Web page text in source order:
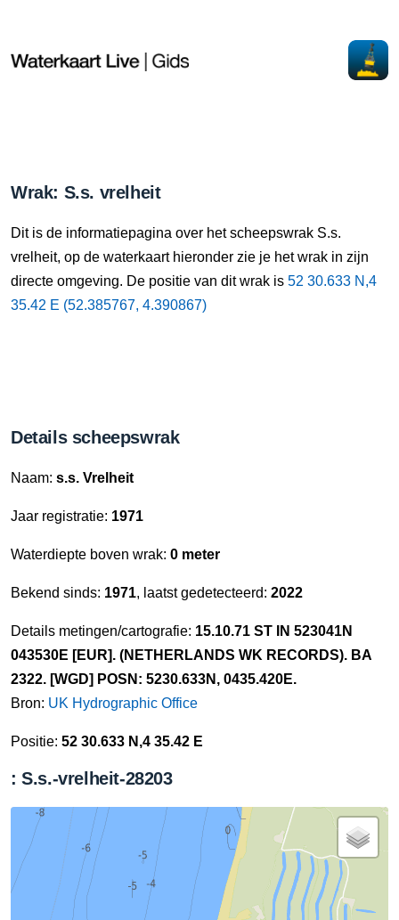
Wrak: S.s. vrelheit
Dit is de informatiepagina over het scheepswrak S.s.
vrelheit, op de waterkaart hieronder zie je het wrak in zijn
directe omgeving. De positie van dit wrak is 52 30.633 N,4
35.42 E (52.385767, 4.390867)
Details scheepswrak
Naam: s.s. Vrelheit
Jaar registratie: 1971
Waterdiepte boven wrak: 0 meter
Bekend sinds: 1971, laatst gedetecteerd: 2022
Details metingen/cartografie: 15.10.71 ST IN 523041N
043530E [EUR]. (NETHERLANDS WK RECORDS). BA
2322. [WGD] POSN: 5230.633N, 0435.420E.
Bron: UK Hydrographic Office
Positie: 52 30.633 N,4 35.42 E
: S.s.-vrelheit-28203